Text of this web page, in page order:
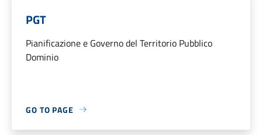
PGT
Pianificazione e Governo del Territorio Pubblico
Dominio
GO TO PAGE